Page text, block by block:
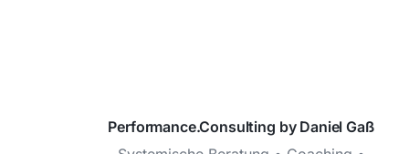
Performance.Consulting by Daniel Gaß